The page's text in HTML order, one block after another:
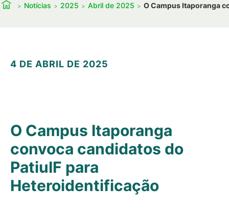
Notícias 2025 Abril de 2025 O Campus Itaporanga
4 DE ABRIL DE 2025
O Campus Itaporanga
convoca candidatos do
PatiuIF para
Heteroidentificação